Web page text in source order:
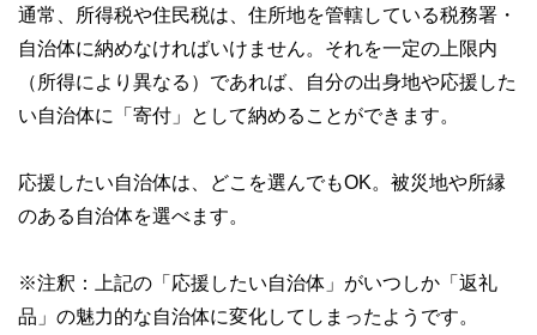
通常、所得税や住民税は、住所地を管轄している税務署・
自治体に納めなければいけません。それを一定の上限内
（所得により異なる）であれば、自分の出身地や応援した
い自治体に「寄付」として納めることができます。
応援したい自治体は、どこを選んでもOK。被災地や所縁
のある自治体を選べます。
※注釈：上記の「応援したい自治体」がいつしか「返礼
品」の魅力的な自治体に変化してしまったようです。